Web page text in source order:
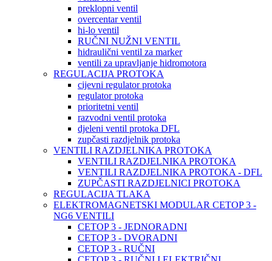
preklopni ventil
overcentar ventil
hi-lo ventil
RUČNI NUŽNI VENTIL
hidraulični ventil za marker
ventili za upravljanje hidromotora
REGULACIJA PROTOKA
cijevni regulator protoka
regulator protoka
prioritetni ventil
razvodni ventil protoka
djeleni ventil protoka DFL
zupčasti razdjelnik protoka
VENTILI RAZDJELNIKA PROTOKA
VENTILI RAZDJELNIKA PROTOKA
VENTILI RAZDJELNIKA PROTOKA - DFL
ZUPČASTI RAZDJELNICI PROTOKA
REGULACIJA TLAKA
ELEKTROMAGNETSKI MODULAR CETOP 3 -
NG6 VENTILI
CETOP 3 - JEDNORADNI
CETOP 3 - DVORADNI
CETOP 3 - RUČNI